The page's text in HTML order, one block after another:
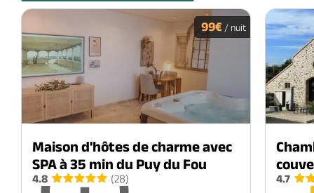
99€ / nuit
Maison d'hôtes de charme avec
SPA à 35 min du Puy du Fou
4.8 (28) 4.7